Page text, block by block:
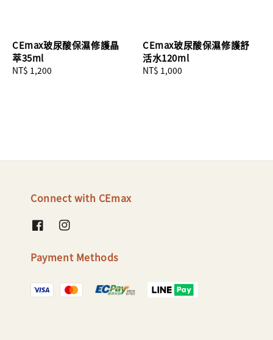
CEmax玻尿酸保濕修護晶
萃35ml
Regular
NT$ 1,200
CEmax玻尿酸保濕修護舒
活水120ml
Regular
NT$ 1,000
Connect with CEmax
Payment Methods